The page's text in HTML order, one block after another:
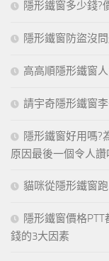
隱形鐵窗多少錢?
隱形鐵窗防盜沒
高高順隱形鐵窗
請宇奇隱形鐵窗
隱形鐵窗好用嗎?
原因最後一個令人讚
貓咪從隱形鐵窗
隱形鐵窗價格
錢的3大因素